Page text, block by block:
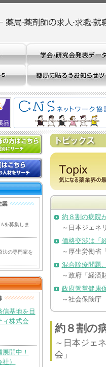
を募集しま
法の専門家を
基地を目
ィ株式会
開中！
）
約８割の病院
～日本ジェネ
価格交渉は「
～厚生労働省
混合診療問題
～政府「経済
政府管掌健康
～社会保険庁
約８割の
～日本ジェ
会」